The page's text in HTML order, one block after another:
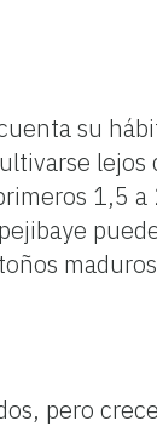
su
lejos
1,5
pero